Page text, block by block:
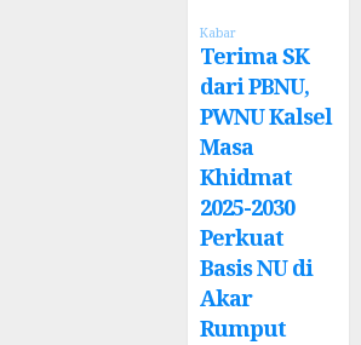
Kabar
Terima SK
dari PBNU,
PWNU Kalsel
Masa
Khidmat
2025-2030
Perkuat
Basis NU di
Akar
Rumput